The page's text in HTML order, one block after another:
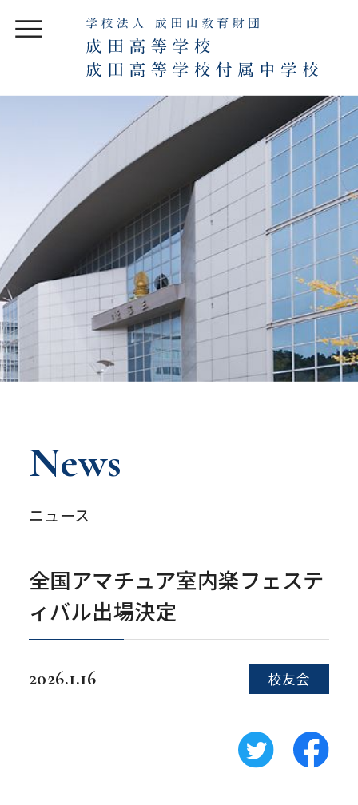
News
ニュース
全国アマチュア室内楽フェステ
ィバル出場決定
2026.1.16 校友会